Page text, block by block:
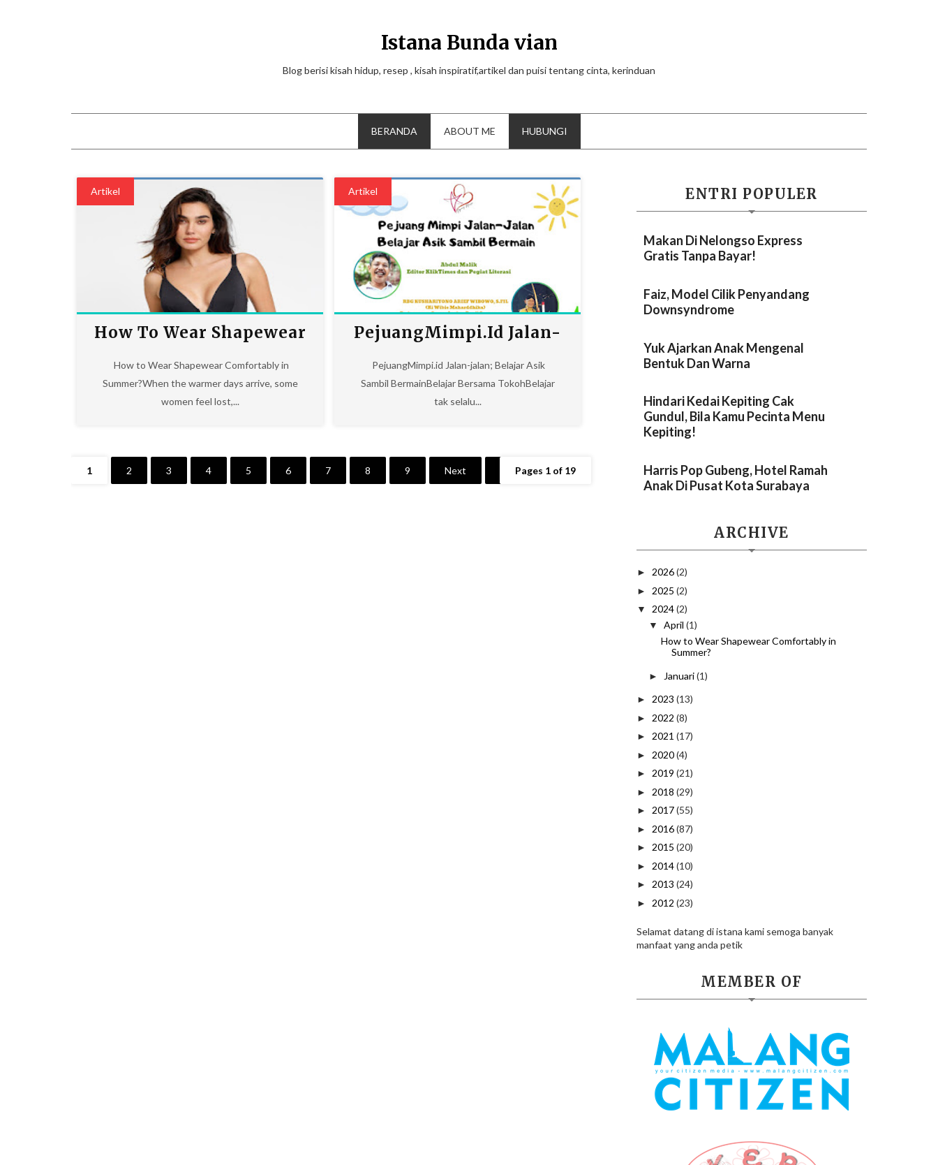
Istana Bunda vian
Blog berisi kisah hidup, resep , kisah inspiratif,artikel dan puisi tentang cinta, kerinduan
BERANDA ABOUT ME HUBUNGI
How To Wear Shapewear
Comfortably In Summer?
How to Wear Shapewear Comfortably in
Summer?When the warmer days arrive, some
women feel lost,...
Artikel
PejuangMimpi.id Jalan-
Jalan; Mengenal Budaya
Jemparingan
PejuangMimpi.id Jalan-jalan; Belajar Asik
Sambil BermainBelajar Bersama TokohBelajar
tak selalu...
Artikel
Pages 1 of 19
1 2 3 4 5 6 7 8 9 Next Last
ENTRI POPULER
Makan Di Nelongso Express
Gratis Tanpa Bayar!
Faiz, Model Cilik Penyandang
Downsyndrome
Yuk Ajarkan Anak Mengenal
Bentuk Dan Warna
Hindari Kedai Kepiting Cak
Gundul, Bila Kamu Pecinta Menu
Kepiting!
Harris Pop Gubeng, Hotel Ramah
Anak Di Pusat Kota Surabaya
ARCHIVE
► 2026(2)
► 2025 (2)
▼ 2024(2)
▼ April (1)
How to Wear Shapewear Comfortably in
Summer?
► Januari(1)
► 2023 (13)
► 2022 (8)
► 2021 (17)
► 2020(4)
► 2019 (21)
► 2018 (29)
► 2017(55)
► 2016(87)
► 2015 (20)
► 2014(10)
► 2013 (24)
► 2012 (23)
Selamat datang di istana kami semoga banyak
manfaat yang anda petik
MEMBER OF